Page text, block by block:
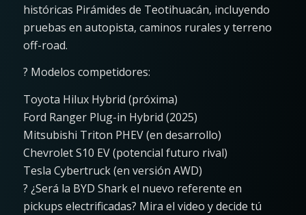
históricas Pirámides de Teotihuacán, incluyendo
pruebas en autopista, caminos rurales y terreno
off-road.
? Modelos competidores:
Toyota Hilux Hybrid (próxima)
Ford Ranger Plug-in Hybrid (2025)
Mitsubishi Triton PHEV (en desarrollo)
Chevrolet S10 EV (potencial futuro rival)
Tesla Cybertruck (en versión AWD)
? ¿Será la BYD Shark el nuevo referente en
pickups electrificadas? Mira el video y decide tú